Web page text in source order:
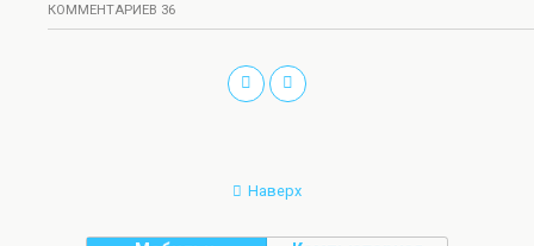
КОММЕНТАРИЕВ 36
Наверх